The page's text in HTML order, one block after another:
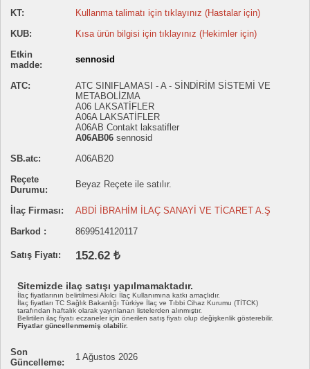
KT:
Kullanma talimatı için tıklayınız (Hastalar için)
KUB:
Kısa ürün bilgisi için tıklayınız (Hekimler için)
Etkin
madde:
sennosid
ATC:
ATC SINIFLAMASI - A - SİNDİRİM SİSTEMİ VE
METABOLİZMA
A06 LAKSATİFLER
A06A LAKSATİFLER
A06AB Contakt laksatifler
A06AB06 sennosid
SB.atc:
A06AB20
Reçete
Durumu:
Beyaz Reçete ile satılır.
İlaç Firması:
ABDİ İBRAHİM İLAÇ SANAYİ VE TİCARET A.Ş
Barkod :
8699514120117
Satış Fiyatı: 152.62 ₺
Sitemizde ilaç satışı yapılmamaktadır.
İlaç fiyatlarının belirtilmesi Akılcı İlaç Kullanımına katkı amaçlıdır.
İlaç fiyatları TC Sağlık Bakanlığı Türkiye İlaç ve Tıbbi Cihaz Kurumu (TİTCK)
tarafından haftalık olarak yayınlanan listelerden alınmıştır.
Belirtilen ilaç fiyatı eczaneler için önerilen satış fiyatı olup değişkenlik gösterebilir.
Fiyatlar güncellenmemiş olabilir.
Son
Güncelleme:
1 Ağustos 2026